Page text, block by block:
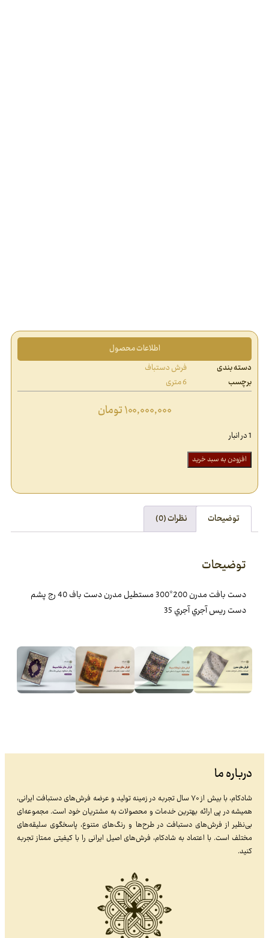
اطلاعات محصول
دسته بندی
فرش دستباف
برچسب
6 متری
۱۰۰,۰۰۰,۰۰۰تومان
1 در انبار
افزودن به سبد خرید
توضیحات نظرات (0)
توضیحات
دست بافت مدرن 200*300 مستطيل مدرن دست باف 40 رج پشم
دست ريس آجري آجري 35
درباره ما
شادکام، با بیش از ۷۰ سال تجربه در زمینه تولید و عرضه فرش‌های دستبافت ایرانی،
همیشه در پی ارائه بهترین خدمات و محصولات به مشتریان خود است. مجموعه‌ای
بی‌نظیر از فرش‌های دستبافت در طرح‌ها و رنگ‌های متنوع، پاسخگوی سلیقه‌های
مختلف است. با اعتماد به شادکام، فرش‌های اصیل ایرانی را با کیفیتی ممتاز تجربه
کنید.